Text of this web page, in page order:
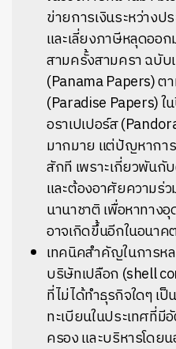
ข่ายการเงินระหว่างป
และเลี่ยงภาษีหลุดออ
สามครั้งสามครา ฉบับ
(Panama Papers) ต
(Paradise Papers)
อราเปเปอร์ส
มากมาย แต่ปัญหากา
สักที เพราะเกี่ยวพันกั
และต้องอาศัยความร่ว
นานาชาติ เพื่อหาทาง
อาจเกิดขึ้นอีกในอนาค
เทคนิคสำคัญในการห
บริษัทเปลือก (shell
ที่ไม่ได้ทำธุรกิจใดๆ เ
ทะเบียนในประเทศที่
ครอง และบริหารโดย